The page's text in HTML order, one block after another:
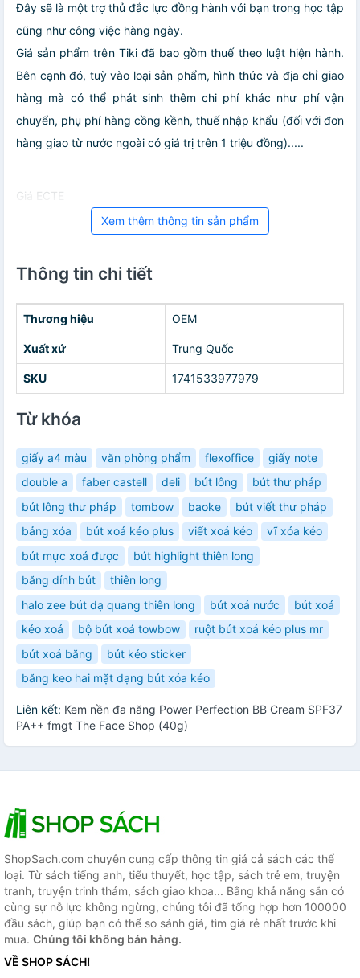
Đây sẽ là một trợ thủ đắc lực đồng hành với bạn trong học tập
cũng như công việc hàng ngày.
Giá sản phẩm trên Tiki đã bao gồm thuế theo luật hiện hành.
Bên cạnh đó, tuỳ vào loại sản phẩm, hình thức và địa chỉ giao
hàng mà có thể phát sinh thêm chi phí khác như phí vận
chuyển, phụ phí hàng cồng kềnh, thuế nhập khẩu (đối với đơn
hàng giao từ nước ngoài có giá trị trên 1 triệu đồng).....
Giá ECTE
Xem thêm thông tin sản phẩm
Thông tin chi tiết
Thương hiệu OEM
Xuất xứ Trung Quốc
SKU 1741533977979
Từ khóa
giấy a4 màu văn phòng phẩm flexoffice
giấy note
double a
faber castell deli bút lông
bút thư pháp
bút lông thư pháp
tombow baoke
bút viết thư pháp
bảng xóa
bút xoá kéo plus viết xoá kéo
vĩ xóa kéo
bút mực xoá được
bút highlight thiên long
băng dính bút
thiên long
halo zee bút dạ quang thiên long
bút xoá nước
bút xoá
kéo xoá
bộ bút xoá towbow
ruột bút xoá kéo plus mr
bút xoá băng
bút kéo sticker
băng keo hai mặt dạng bút xóa kéo
Liên kết: Kem nền đa năng Power Perfection BB Cream SPF37
PA++ fmgt The Face Shop (40g)
ShopSach.com chuyên cung cấp thông tin giá cả sách các thể
loại. Từ sách tiếng anh, tiểu thuyết, học tập, sách trẻ em, truyện
tranh, truyện trinh thám, sách giao khoa... Bằng khả năng sẵn có
cùng sự nỗ lực không ngừng, chúng tôi đã tổng hợp hơn 100000
đầu sách, giúp bạn có thể so sánh giá, tìm giá rẻ nhất trước khi
mua. Chúng tôi không bán hàng.
VỀ SHOP SÁCH!